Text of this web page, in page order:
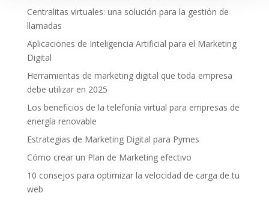
Centralitas virtuales: una solución para la gestión de
llamadas
Aplicaciones de Inteligencia Artificial para el Marketing
Digital
Herramientas de marketing digital que toda empresa
debe utilizar en 2025
Los beneficios de la telefonía virtual para empresas de
energía renovable
Estrategias de Marketing Digital para Pymes
Cómo crear un Plan de Marketing efectivo
10 consejos para optimizar la velocidad de carga de tu
web